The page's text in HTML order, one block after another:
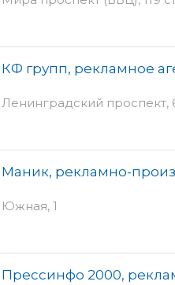
КФ групп, рекламное
Ленинградский проспект,
Маник, рекламно-
Южная, 1
Прессинфо 2000,